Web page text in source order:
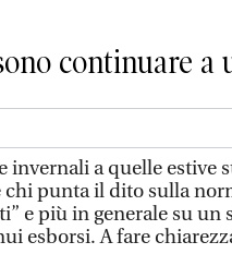
continuare
invernali a quelle estive
chi punta il dito sulla
e più in generale su un
esborsi. A fare